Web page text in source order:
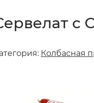
с
Колбасная